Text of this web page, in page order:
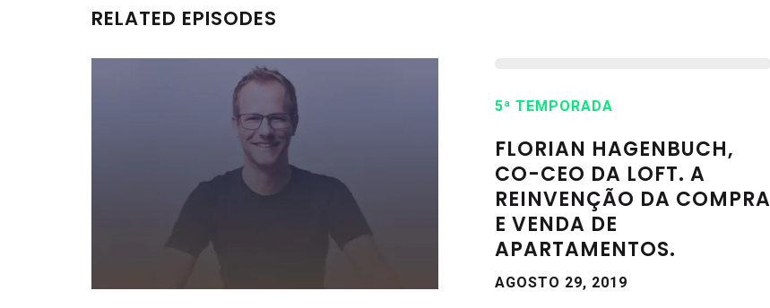
RELATED EPISODES
5ª TEMPORADA
FLORIAN HAGENBUCH,
CO-CEO DA LOFT. A
REINVENÇÃO DA COMPRA
E VENDA DE
APARTAMENTOS.
AGOSTO 29, 2019